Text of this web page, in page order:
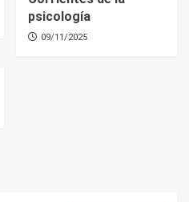
psicología
09/11/2025